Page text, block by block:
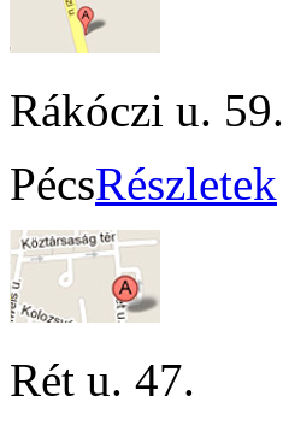
Rákóczi u. 59.
PécsRészletek
Rét u. 47.